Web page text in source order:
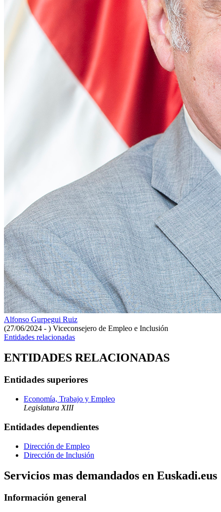
Alfonso Gurpegui Ruiz
(27/06/2024 - ) Viceconsejero de Empleo e Inclusión
Entidades relacionadas
ENTIDADES RELACIONADAS
Entidades superiores
Economía, Trabajo y Empleo
Legislatura XIII
Entidades dependientes
Dirección de Empleo
Dirección de Inclusión
Servicios mas demandados en Euskadi.eus
Información general